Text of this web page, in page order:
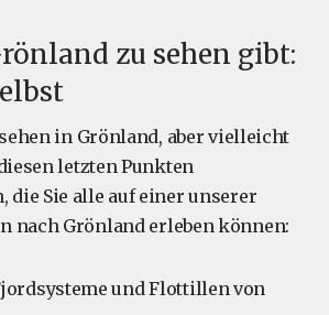
zu sehen gibt:
in Grönland, aber vielleicht
letzten Punkten
die Sie alle auf einer unserer
nach Grönland erleben können:
und Flottillen von